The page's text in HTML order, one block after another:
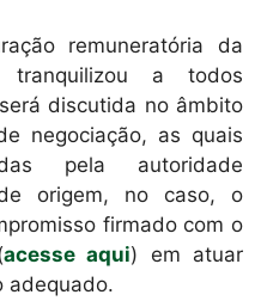
remuneratória da
tranquilizou a todos
discutida no âmbito
negociação, as quais
pela autoridade
origem, no caso, o
firmado com o
acesse aqui) em atuar
adequado.